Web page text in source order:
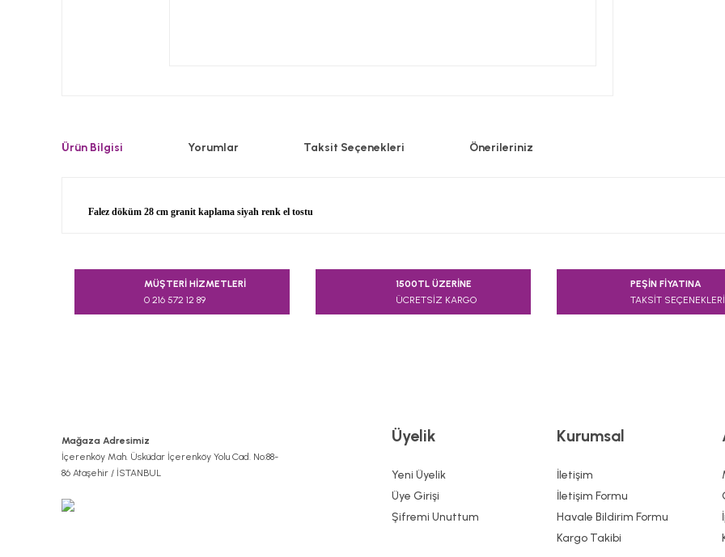
Ürün Bilgisi Yorumlar Taksit Seçenekleri Önerileriniz
Falez döküm 28 cm granit kaplama siyah renk el tostu
Bu ürünün fiyat bilgisi, resim, ürün açıklamalarında ve diğer konularda yetersiz gördüğünüz noktaları öneri formunu
Görüş ve önerileriniz için teşekkür ederiz.
Gönder
MÜŞTERİ HİZMETLERİ
0 216 572 12 89
1500TL ÜZERİNE
ÜCRETSİZ KARGO
PEŞİN FİYATINA
TAKSİT SEÇENEKLERİ
Mağaza Adresimiz
İçerenköy Mah. Üsküdar İçerenköy Yolu Cad. No:88-
86 Ataşehir / İSTANBUL
Üyelik
Yeni Üyelik
Üye Girişi
Şifremi Unuttum
Kurumsal
İletişim
İletişim Formu
Havale Bildirim Formu
Kargo Takibi